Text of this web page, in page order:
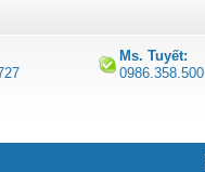
Ms. Tuyết:
0986.358.500